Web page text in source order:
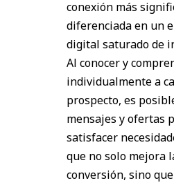
conexión más
diferenciada en un
digital saturado de
Al conocer y
individualmente a
prospecto, es
mensajes y ofertas
satisfacer
que no solo mejora
conversión, sino